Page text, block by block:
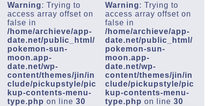
Warning: Trying to
access array offset on
false in
/home/archieve/app-
date.net/public_html/
pokemon-sun-
moon.app-
date.net/wp-
content/themes/jin/in
clude/pickupstyle/pic
kup-contents-menu-
type.php on line 30
Warning: Trying to
access array offset on
false in
/home/archieve/app-
date.net/public_html/
pokemon-sun-
moon.app-
date.net/wp-
content/themes/jin/in
clude/pickupstyle/pic
kup-contents-menu-
type.php on line 30